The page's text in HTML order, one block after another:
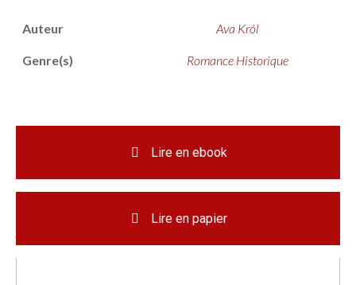
Auteur Ava Król
Genre(s) Romance Historique
Lire en ebook
Lire en papier